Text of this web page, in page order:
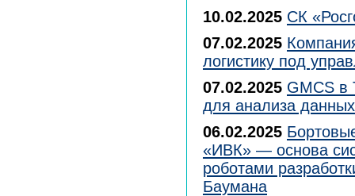
10.02.2025 СК
07.02.2025
логистику под
07.02.2025 GMCS в
для анализа
06.02.2025
«ИВК» — основа
роботами
Баумана